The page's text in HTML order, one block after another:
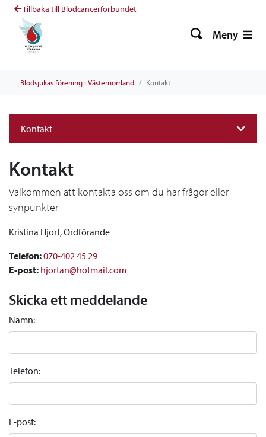
Tillbaka till Blodcancerförbundet
Meny
Blodsjukas förening i Västernorrland Kontakt
Kontakt
Kontakt
Välkommen att kontakta oss om du har frågor eller
synpunkter
Kristina Hjort, Ordförande
Telefon:070-402 45 29
E-post: hjortan@hotmail.com
Skicka ett meddelande
Namn:
Telefon:
E-post: